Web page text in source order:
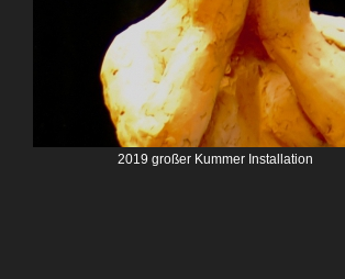
2019 großer Kummer Installation